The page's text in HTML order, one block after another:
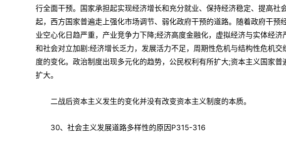
行全面干预。国家承担起实现经济增长和充分就业、保持经济稳定、提高
起，西方国家普遍走上强化市场调节、弱化政府干预的道路。随着政府干
业空心化日趋严重，产业竞争力下降;经济高度金融化，虚拟经济与实体经
和社会对立加剧:经济增长乏力，发展活力不足，周期性危机与结构性危机
度的变化。政治制度出现多元化的趋势，公民权利有所扩大;资本主义国家
扩大。
二战后资本主义发生的变化并没有改变资本主义制度的本质。
30、社会主义发展道路多样性的原因P315-316